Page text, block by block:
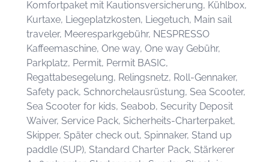
Komfortpaket mit Kautionsversicherung, Kühlbox,
Kurtaxe, Liegeplatzkosten, Liegetuch, Main sail
traveler, Meeresparkgebühr, NESPRESSO
Kaffeemaschine, One way, One way Gebühr,
Parkplatz, Permit, Permit BASIC,
Regattabesegelung, Relingsnetz, Roll-Gennaker,
Safety pack, Schnorchelausrüstung, Sea Scooter,
Sea Scooter for kids, Seabob, Security Deposit
Waiver, Service Pack, Sicherheits-Charterpaket,
Skipper, Später check out, Spinnaker, Stand up
paddle (SUP), Standard Charter Pack, Stärkerer